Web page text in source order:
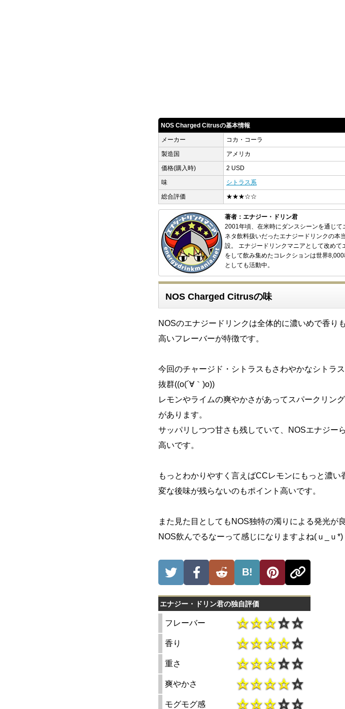
NOS Charged Citrusの基本情報
メーカー
コカ・コーラ
製造国
アメリカ
価格(購入時)
2 USD
味
シトラス系
総合評価
★★★☆☆
著者：エナジー・ドリン君
2001年頃、在米時にダンスシーンを通じ
ネタ飲料扱いだったエナジードリンクの本
設。 エナジードリンクマニアとして改め
をして飲み集めたコレクションは世界
としても活動中。
NOS Charged Citrusの味
NOSのエナジードリンクは全体的に濃いめで香り
高いフレーバーが特徴です。
今回のチャージド・シトラスもさわやかなシトラ
抜群((o(´∀｀)o))
レモンやライムの爽やかさがあってスパークリン
があります。
サッパリしつつ甘さも残していて、NOSエナジー
高いです。
もっとわかりやすく言えばCCレモンにもっと濃い
変な後味が残らないのもポイント高いです。
また見た目としてもNOS独特の濁りによる発光が
NOS飲んでるなーって感じになりますよね(ｕ_ｕ*)
B!
エナジー・ドリン君の独自評価
フレーバー
香り
重さ
爽やかさ
モグモグ感